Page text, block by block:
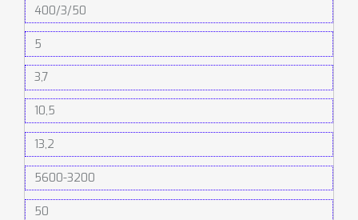
400/3/50
5
3,7
10,5
13,2
5600-3200
50